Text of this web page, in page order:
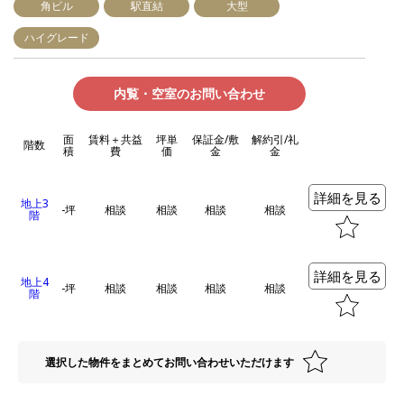
角ビル 駅直結 大型
ハイグレード
内覧・空室のお問い合わせ
階数 面
積
賃料＋共益
費
坪単
価
保証金/敷
金
解約引/礼
金
地上3
階 -坪 相談 相談 相談 相談
詳細を見る
地上4
階 -坪 相談 相談 相談 相談
詳細を見る
選択した物件をまとめてお問い合わせいただけます